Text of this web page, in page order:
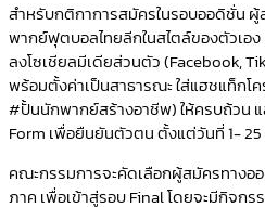
สำหรับกติกาการสมัครในรอบออดิชั่น
พากย์ฟุตบอลไทยลีกในสไตล์ของตัวเอง
ลงโซเชียลมีเดียส่วนตัว (Facebook,
พร้อมตั้งค่าเป็นสาธารณะ ใส่แฮชแท็กโค
#ปั้นนักพากย์สร้างอาชีพ) ให้ครบถ้วน
Form เพื่อยืนยันตัวตน ตั้งแต่วันที่ 1-
คณะกรรมการจะคัดเลือกผู้สมัครทางออ
ภาค เพื่อเข้าสู่รอบ Final โดยจะมีกิจก